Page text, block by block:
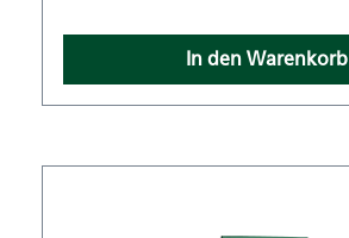
In den Warenkorb